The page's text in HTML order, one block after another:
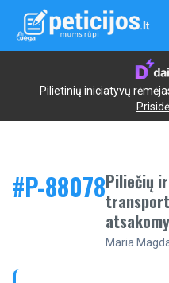
Pilietinių iniciatyvų
#P-88078Piliečių
Maria